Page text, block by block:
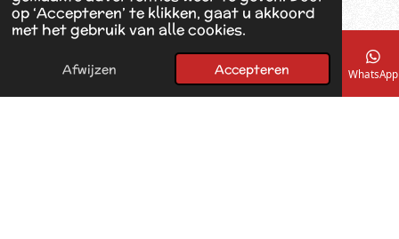
op ‘Accepteren’ te klikken, gaat u akkoord
met het gebruik van alle cookies.
Afwijzen Accepteren
k
E-mailadres Telefoonnummer Kaart Facebook WhatsApp